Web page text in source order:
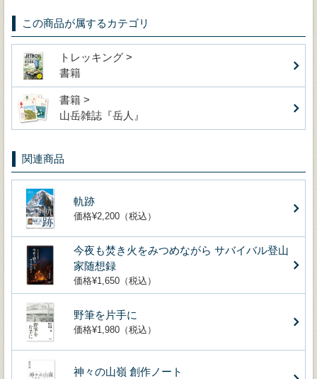
この商品が属するカテゴリ
トレッキング >
書籍
書籍 >
山岳雑誌『岳人』
関連商品
軌跡
価格¥2,200（税込）
今夜も焚き火をみつめながら サバイバル登山
家随想録
価格¥1,650（税込）
野筆を片手に
価格¥1,980（税込）
神々の山嶺 創作ノート